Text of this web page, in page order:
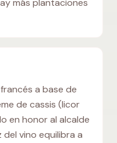
más plantaciones
a base de
de cassis (licor
en honor al alcalde
del vino equilibra a